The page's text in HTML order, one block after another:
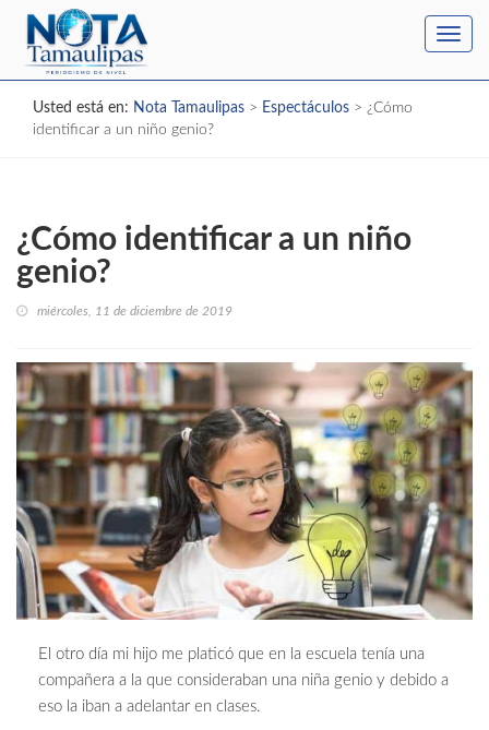
Usted está en: Nota Tamaulipas > Espectáculos > ¿Cómo
identificar a un niño genio?
¿Cómo identificar a un niño
genio?
miércoles, 11 de diciembre de 2019
El otro día mi hijo me platicó que en la escuela tenía una
compañera a la que consideraban una niña genio y debido a
eso la iban a adelantar en clases.